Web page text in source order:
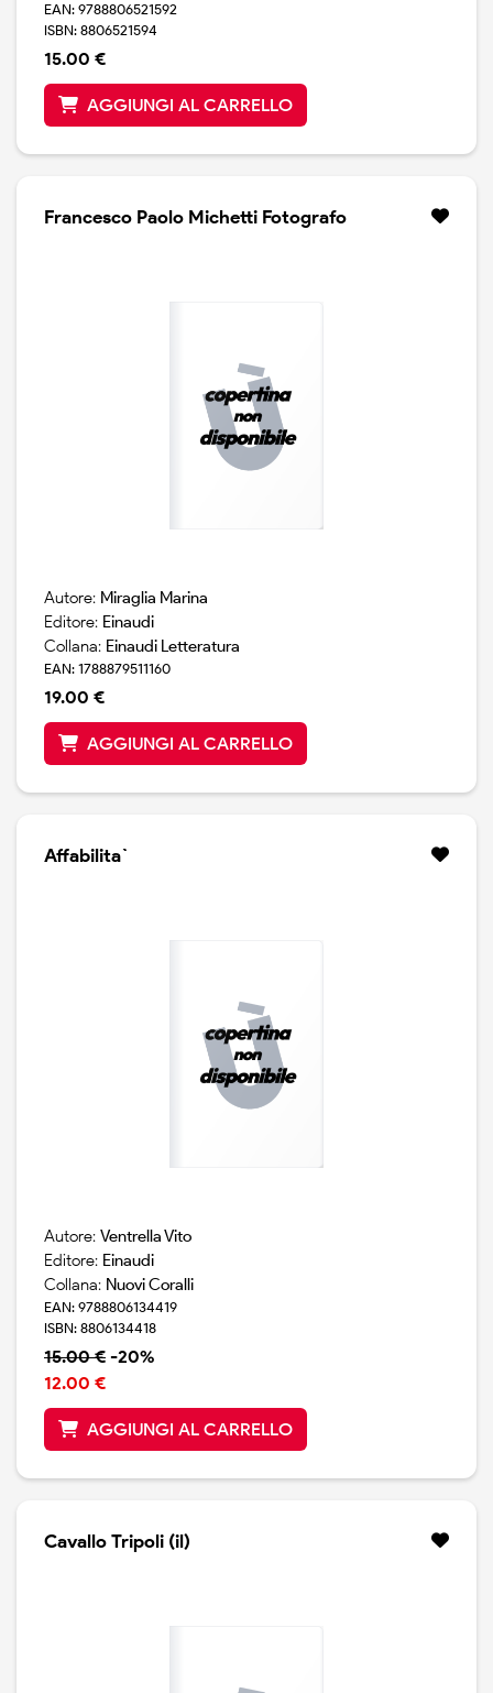
EAN: 9788806521592
ISBN: 8806521594
15.00 €
AGGIUNGI AL CARRELLO
Francesco Paolo Michetti Fotografo
Autore: Miraglia Marina
Editore: Einaudi
Collana: Einaudi Letteratura
EAN: 1788879511160
19.00 €
AGGIUNGI AL CARRELLO
Affabilita`
Autore: Ventrella Vito
Editore: Einaudi
Collana: Nuovi Coralli
EAN: 9788806134419
ISBN: 8806134418
15.00 € -20%
12.00 €
AGGIUNGI AL CARRELLO
Cavallo Tripoli (il)